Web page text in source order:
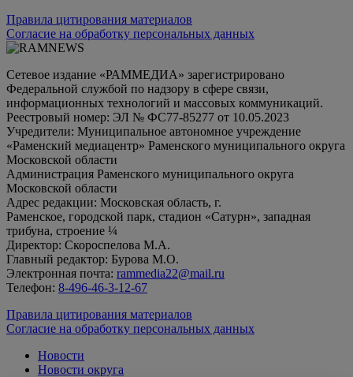
Правила цитирования материалов
Согласие на обработку персональных данных
Сетевое издание «РАММЕДИА» зарегистрировано
Федеральной службой по надзору в сфере связи,
информационных технологий и массовых коммуникаций.
Реестровый номер: ЭЛ № ФС77-85277 от 10.05.2023
Учредители: Муниципальное автономное учреждение
«Раменский медиацентр» Раменского муниципального округа
Московской области
Администрация Раменского муниципального округа
Московской области
Адрес редакции: Московская область, г.
Раменское, городской парк, стадион «Сатурн», западная
трибуна, строение ¼
Директор: Скороспелова М.А.
Главный редактор: Бурова М.О.
Электронная почта: rammedia22@mail.ru
Телефон: 8-496-46-3-12-67
Правила цитирования материалов
Согласие на обработку персональных данных
Новости
Новости округа